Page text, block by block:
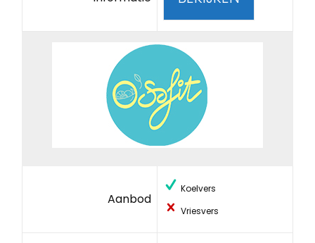
Aanbod
Koelvers
Vriesvers